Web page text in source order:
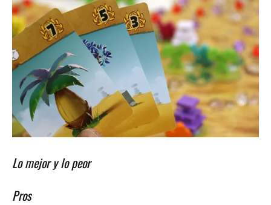
Lo mejor y lo peor
Pros